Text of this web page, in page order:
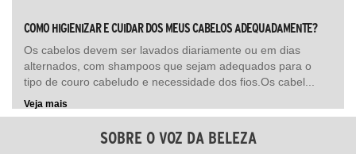
COMO HIGIENIZAR E CUIDAR DOS MEUS CABELOS ADEQUADAMENTE?
Os cabelos devem ser lavados diariamente ou em dias
alternados, com shampoos que sejam adequados para o
tipo de couro cabeludo e necessidade dos fios.Os cabel...
Veja mais
SOBRE O VOZ DA BELEZA